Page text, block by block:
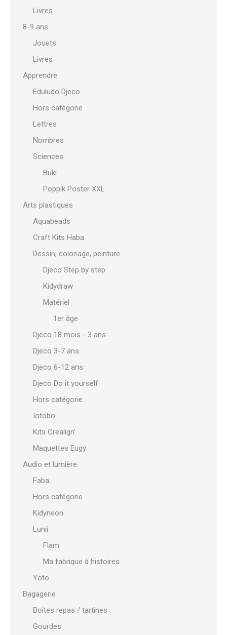
Livres
8-9 ans
Jouets
Livres
Apprendre
Eduludo Djeco
Hors catégorie
Lettres
Nombres
Sciences
Buki
Poppik Poster XXL
Arts plastiques
Aquabeads
Craft Kits Haba
Dessin, coloriage, peinture
Djeco Step by step
Kidydraw
Matériel
1er âge
Djeco 18 mois - 3 ans
Djeco 3-7 ans
Djeco 6-12 ans
Djeco Do it yourself
Hors catégorie
Iotobo
Kits Crealign'
Maquettes Eugy
Audio et lumière
Faba
Hors catégorie
Kidyneon
Lunii
Flam
Ma fabrique à histoires
Yoto
Bagagerie
Boites repas / tartines
Gourdes